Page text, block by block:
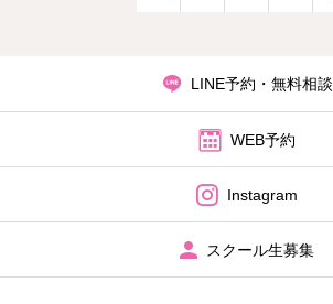
LINE予約・無料相談
WEB予約
Instagram
スクール生募集